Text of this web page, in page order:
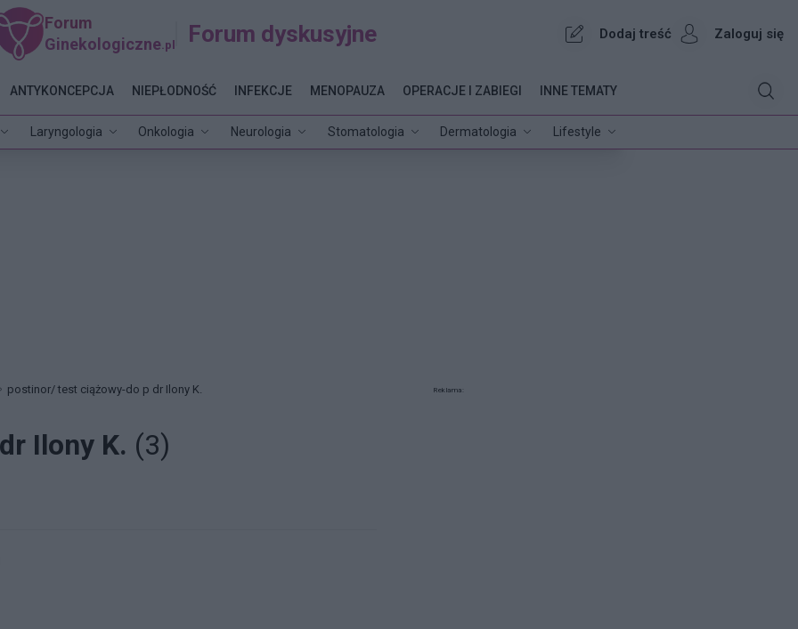
Forum
Ginekologiczne .pl Forum dyskusyjne Dodaj treść Zaloguj się
Laryngologia Onkologia Neurologia Stomatologia Dermatologia Lifestyle
ANTYKONCEPCJA NIEPŁODNOŚĆ INFEKCJE MENOPAUZA OPERACJE I ZABIEGI INNE TEMATY
postinor/ test ciążowy-do p dr Ilony K.
Ilony K. (3)
Reklama: